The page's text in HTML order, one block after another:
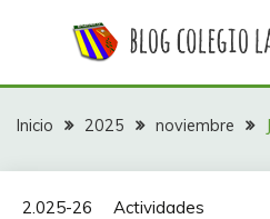
COLEGIO
colegio La Fontaine
Inicio 2025 noviembre
2.025-26 Actividades